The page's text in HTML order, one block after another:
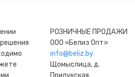
РОЗНИЧНЫЕ ПРОДАЖИ
ООО «Белиз Опт»
info@beliz.by
Щомыслица, д.
Прилукская,